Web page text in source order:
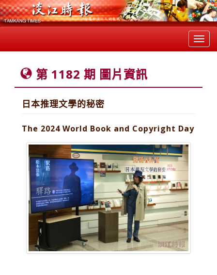
第 1182 期 圖片資訊
日本推理文學的秘密
The 2024 World Book and Copyright Day